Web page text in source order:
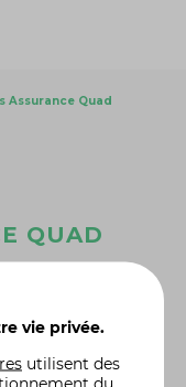
Assurance Quad
QUAD
vie privée.
utilisent des